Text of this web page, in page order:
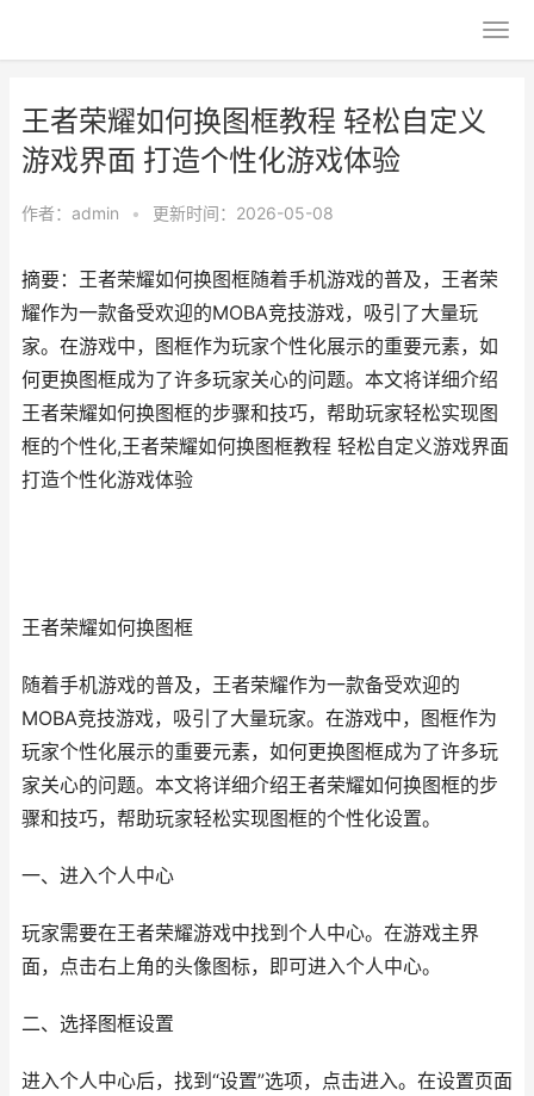
王者荣耀如何换图框教程 轻松自定义
游戏界面 打造个性化游戏体验
作者： admin • 更新时间：2026-05-08
摘要：王者荣耀如何换图框随着手机游戏的普及，王者荣
耀作为一款备受欢迎的MOBA竞技游戏，吸引了大量玩
家。在游戏中，图框作为玩家个性化展示的重要元素，如
何更换图框成为了许多玩家关心的问题。本文将详细介绍
王者荣耀如何换图框的步骤和技巧，帮助玩家轻松实现图
框的个性化,王者荣耀如何换图框教程 轻松自定义游戏界面
打造个性化游戏体验
王者荣耀如何换图框
随着手机游戏的普及，王者荣耀作为一款备受欢迎的
MOBA竞技游戏，吸引了大量玩家。在游戏中，图框作为
玩家个性化展示的重要元素，如何更换图框成为了许多玩
家关心的问题。本文将详细介绍王者荣耀如何换图框的步
骤和技巧，帮助玩家轻松实现图框的个性化设置。
一、进入个人中心
玩家需要在王者荣耀游戏中找到个人中心。在游戏主界
面，点击右上角的头像图标，即可进入个人中心。
二、选择图框设置
进入个人中心后，找到“设置”选项，点击进入。在设置页面